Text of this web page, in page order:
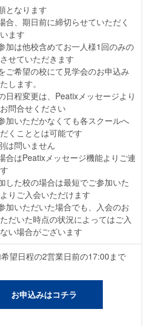
となります
合、期日前に締切らせていただく
ます
加は他校含めてお一人様1回のみの
せていただきます
ご希望の校にて見学会のお申込み
します。
日程変更は、Peatixメッセージより
問合せください
加いただかなくても各スクールへ
くこととは可能です
は問いません
合はPeatixメッセージ機能よりご連
した校の場合は最短でご参加いた
りご入会いただけます
加いただいた場合でも、入会のお
だいた時点の状況によってはご入
い場合がございます
望日程の2営業日前の17:00まで
お申込みはコチラ